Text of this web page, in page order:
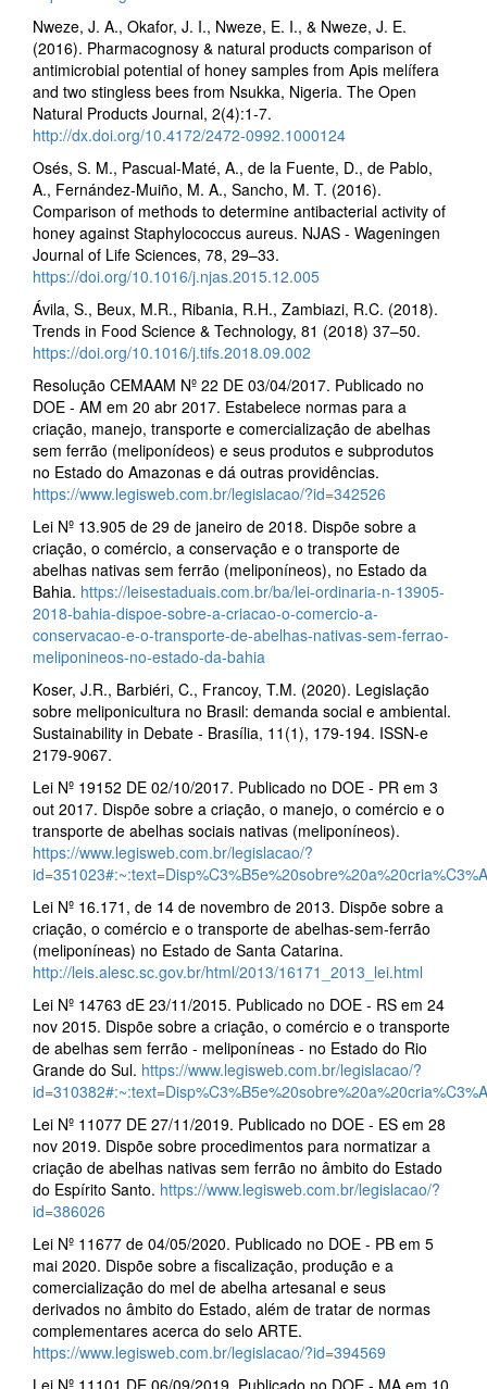
Nweze, J. A., Okafor, J. I., Nweze, E. I., & Nweze, J. E.
(2016). Pharmacognosy & natural products comparison of
antimicrobial potential of honey samples from Apis melífera
and two stingless bees from Nsukka, Nigeria. The Open
Natural Products Journal, 2(4):1-7.
http://dx.doi.org/10.4172/2472-0992.1000124
Osés, S. M., Pascual-Maté, A., de la Fuente, D., de Pablo,
A., Fernández-Muiño, M. A., Sancho, M. T. (2016).
Comparison of methods to determine antibacterial activity of
honey against Staphylococcus aureus. NJAS - Wageningen
Journal of Life Sciences, 78, 29–33.
https://doi.org/10.1016/j.njas.2015.12.005
Ávila, S., Beux, M.R., Ribania, R.H., Zambiazi, R.C. (2018).
Trends in Food Science & Technology, 81 (2018) 37–50.
https://doi.org/10.1016/j.tifs.2018.09.002
Resolução CEMAAM Nº 22 DE 03/04/2017. Publicado no
DOE - AM em 20 abr 2017. Estabelece normas para a
criação, manejo, transporte e comercialização de abelhas
sem ferrão (meliponídeos) e seus produtos e subprodutos
no Estado do Amazonas e dá outras providências.
https://www.legisweb.com.br/legislacao/?id=342526
Lei Nº 13.905 de 29 de janeiro de 2018. Dispõe sobre a
criação, o comércio, a conservação e o transporte de
abelhas nativas sem ferrão (meliponíneos), no Estado da
Bahia. https://leisestaduais.com.br/ba/lei-ordinaria-n-13905-
2018-bahia-dispoe-sobre-a-criacao-o-comercio-a-
conservacao-e-o-transporte-de-abelhas-nativas-sem-ferrao-
meliponineos-no-estado-da-bahia
Koser, J.R., Barbiéri, C., Francoy, T.M. (2020). Legislação
sobre meliponicultura no Brasil: demanda social e ambiental.
Sustainability in Debate - Brasília, 11(1), 179-194. ISSN-e
2179-9067.
Lei Nº 19152 DE 02/10/2017. Publicado no DOE - PR em 3
out 2017. Dispõe sobre a criação, o manejo, o comércio e o
transporte de abelhas sociais nativas (meliponíneos).
https://www.legisweb.com.br/legislacao/?
Lei Nº 16.171, de 14 de novembro de 2013. Dispõe sobre a
criação, o comércio e o transporte de abelhas-sem-ferrão
(meliponíneas) no Estado de Santa Catarina.
http://leis.alesc.sc.gov.br/html/2013/16171_2013_lei.html
Lei Nº 14763 dE 23/11/2015. Publicado no DOE - RS em 24
nov 2015. Dispõe sobre a criação, o comércio e o transporte
de abelhas sem ferrão - meliponíneas - no Estado do Rio
Grande do Sul. https://www.legisweb.com.br/legislacao/?
Lei Nº 11077 DE 27/11/2019. Publicado no DOE - ES em 28
nov 2019. Dispõe sobre procedimentos para normatizar a
criação de abelhas nativas sem ferrão no âmbito do Estado
do Espírito Santo. https://www.legisweb.com.br/legislacao/?
id=386026
Lei Nº 11677 de 04/05/2020. Publicado no DOE - PB em 5
mai 2020. Dispõe sobre a fiscalização, produção e a
comercialização do mel de abelha artesanal e seus
derivados no âmbito do Estado, além de tratar de normas
complementares acerca do selo ARTE.
https://www.legisweb.com.br/legislacao/?id=394569
Lei Nº 11101 DE 06/09/2019. Publicado no DOE - MA em 10